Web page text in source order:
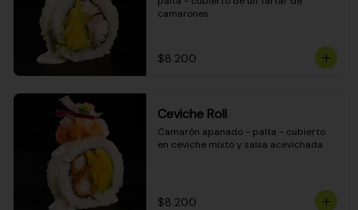
camarones
$8.200
Ceviche Roll
Camarón apanado - palta - cubierto
en ceviche mixto y salsa acevichada
$8.200